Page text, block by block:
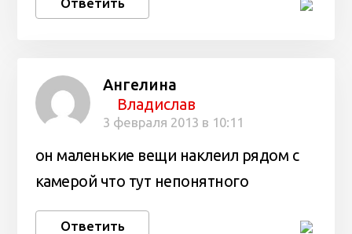
Ангелина
Владислав
3 февраля 2013 в 10:11
он маленькие вещи наклеил рядом с
камерой что тут непонятного
Ответить